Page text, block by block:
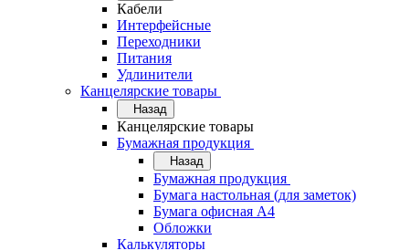
Кабели
Интерфейсные
Переходники
Питания
Удлинители
Канцелярские товары
Назад
Канцелярские товары
Бумажная продукция
Назад
Бумажная продукция
Бумага настольная (для заметок)
Бумага офисная А4
Обложки
Калькуляторы